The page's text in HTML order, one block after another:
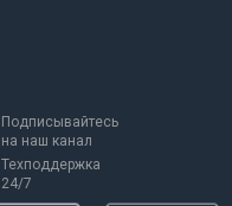
Подписывайтесь
на наш канал
Техподдержка
24/7